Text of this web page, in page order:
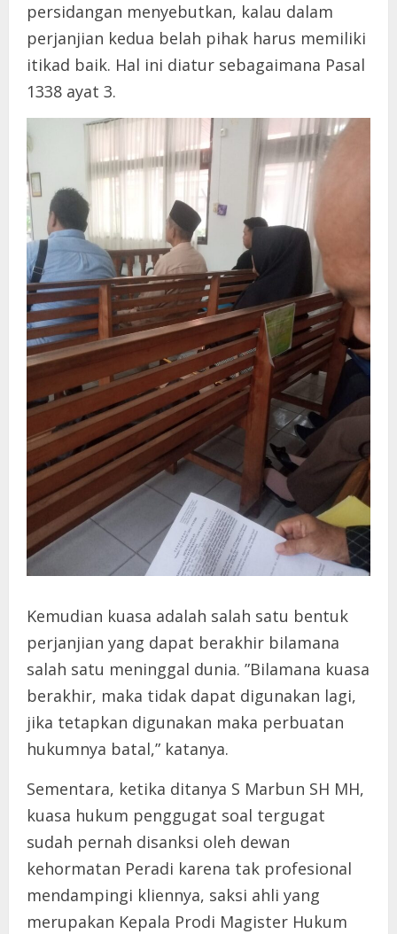
persidangan menyebutkan, kalau dalam
perjanjian kedua belah pihak harus memiliki
itikad baik. Hal ini diatur sebagaimana Pasal
1338 ayat 3.
Kemudian kuasa adalah salah satu bentuk
perjanjian yang dapat berakhir bilamana
salah satu meninggal dunia. ”Bilamana kuasa
berakhir, maka tidak dapat digunakan lagi,
jika tetapkan digunakan maka perbuatan
hukumnya batal,” katanya.
Sementara, ketika ditanya S Marbun SH MH,
kuasa hukum penggugat soal tergugat
sudah pernah disanksi oleh dewan
kehormatan Peradi karena tak profesional
mendampingi kliennya, saksi ahli yang
merupakan Kepala Prodi Magister Hukum